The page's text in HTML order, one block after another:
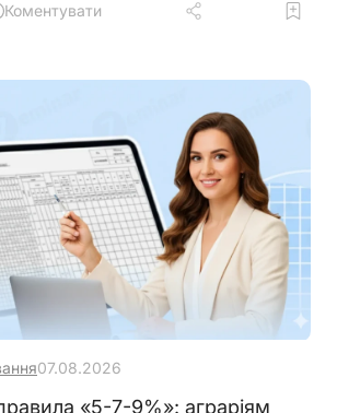
Коментувати
07.08.2026
«5-7-9%»: аграріям